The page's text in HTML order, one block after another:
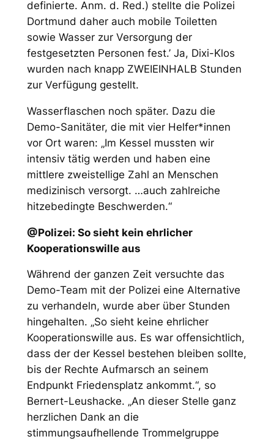
definierte. Anm. d. Red.) stellte die Polizei
Dortmund daher auch mobile Toiletten
sowie Wasser zur Versorgung der
festgesetzten Personen fest.’ Ja, Dixi-Klos
wurden nach knapp ZWEIEINHALB Stunden
zur Verfügung gestellt.
Wasserflaschen noch später. Dazu die
Demo-Sanitäter, die mit vier Helfer*innen
vor Ort waren: „Im Kessel mussten wir
intensiv tätig werden und haben eine
mittlere zweistellige Zahl an Menschen
medizinisch versorgt. …auch zahlreiche
hitzebedingte Beschwerden.“
@Polizei: So sieht kein ehrlicher
Kooperationswille aus
Während der ganzen Zeit versuchte das
Demo-Team mit der Polizei eine Alternative
zu verhandeln, wurde aber über Stunden
hingehalten. „So sieht keine ehrlicher
Kooperationswille aus. Es war offensichtlich,
dass der der Kessel bestehen bleiben sollte,
bis der Rechte Aufmarsch an seinem
Endpunkt Friedensplatz ankommt.“, so
Bernert-Leushacke. „An dieser Stelle ganz
herzlichen Dank an die
stimmungsaufhellende Trommelgruppe